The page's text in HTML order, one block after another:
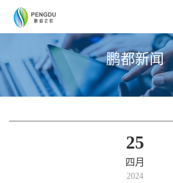
鹏都新闻
25
四月
2024